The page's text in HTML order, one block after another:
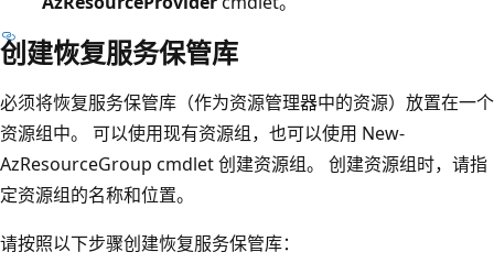
创建恢复服务保管库
必须将恢复服务保管库（作为资源管理器中的资源）放置在一个
资源组中。 可以使用现有资源组，也可以使用 New-
AzResourceGroup cmdlet 创建资源组。 创建资源组时，请指
定资源组的名称和位置。
请按照以下步骤创建恢复服务保管库：